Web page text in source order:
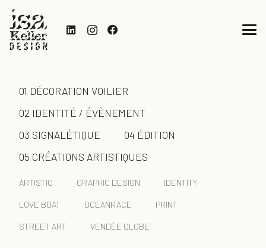
01 DÉCORATION VOILIER
02 IDENTITÉ / ÉVÈNEMENT
03 SIGNALÉTIQUE
04 ÉDITION
05 CRÉATIONS ARTISTIQUES
ARTISTIC GRAPHIC DESIGN IDENTITY
LOVE BOAT OCEANRACE PRINT
STREET ART VENDÉE GLOBE